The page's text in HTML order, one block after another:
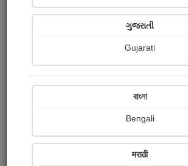
Ratings
Share with your friends :
ગુજરાતી
Gujarati
বাংলা
Bengali
मराठी